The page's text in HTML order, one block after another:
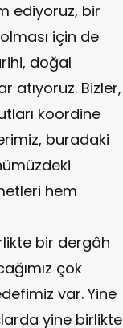
ediyoruz, bir
için de
doğal
atıyoruz. Bizler,
koordine
buradaki
hem
bir dergâh
çok
var. Yine
yine birlikte